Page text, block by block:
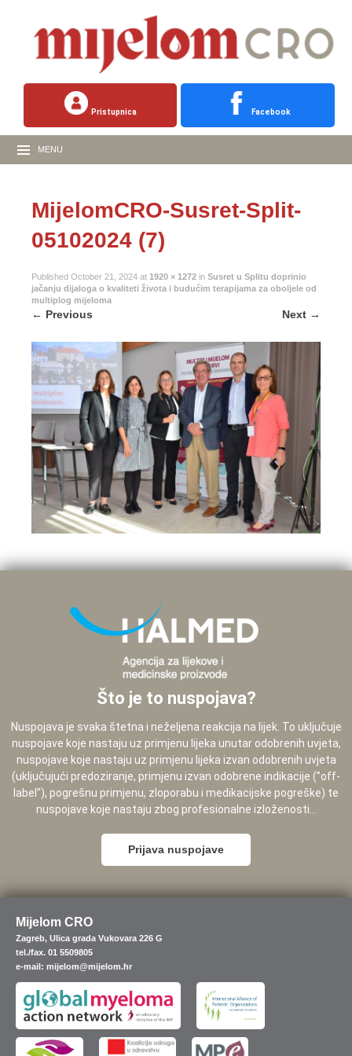
Pristupnica Facebook
MENU
MijelomCRO-Susret-Split-
05102024 (7)
Published October 21, 2024 at 1920 × 1272 in Susret u Splitu doprinio
jačanju dijaloga o kvaliteti života i budućim terapijama za oboljele od
multiplog mijeloma
← Previous Next →
Što je to nuspojava?
Nuspojava je svaka štetna i neželjena reakcija na lijek. To uključuje
nuspojave koje nastaju uz primjenu lijeka unutar odobrenih uvjeta,
nuspojave koje nastaju uz primjenu lijeka izvan odobrenih uvjeta
(uključujući predoziranje, primjenu izvan odobrene indikacije (”off-
label”), pogrešnu primjenu, zloporabu i medikacijske pogreške) te
nuspojave koje nastaju zbog profesionalne izloženosti...
Prijava nuspojave
Mijelom CRO
Zagreb, Ulica grada Vukovara 226 G
tel./fax. 01 5509805
e-mail: mijelom@mijelom.hr